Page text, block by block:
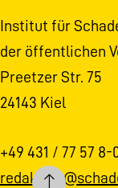
Institut für
der öffentlichen
Preetzer Str. 75
24143 Kiel
+49 431 / 77 57 8-